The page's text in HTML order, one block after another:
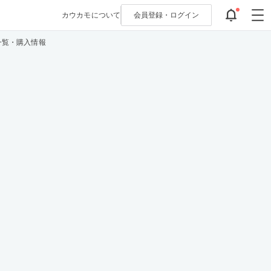
カウカモについて 会員登録・ ログイン
・購入情報